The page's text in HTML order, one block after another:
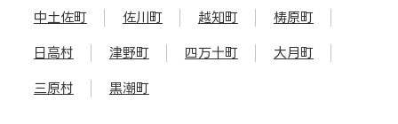
中土佐町 佐川町 越知町 梼原町
日高村 津野町 四万十町 大月町
三原村 黒潮町